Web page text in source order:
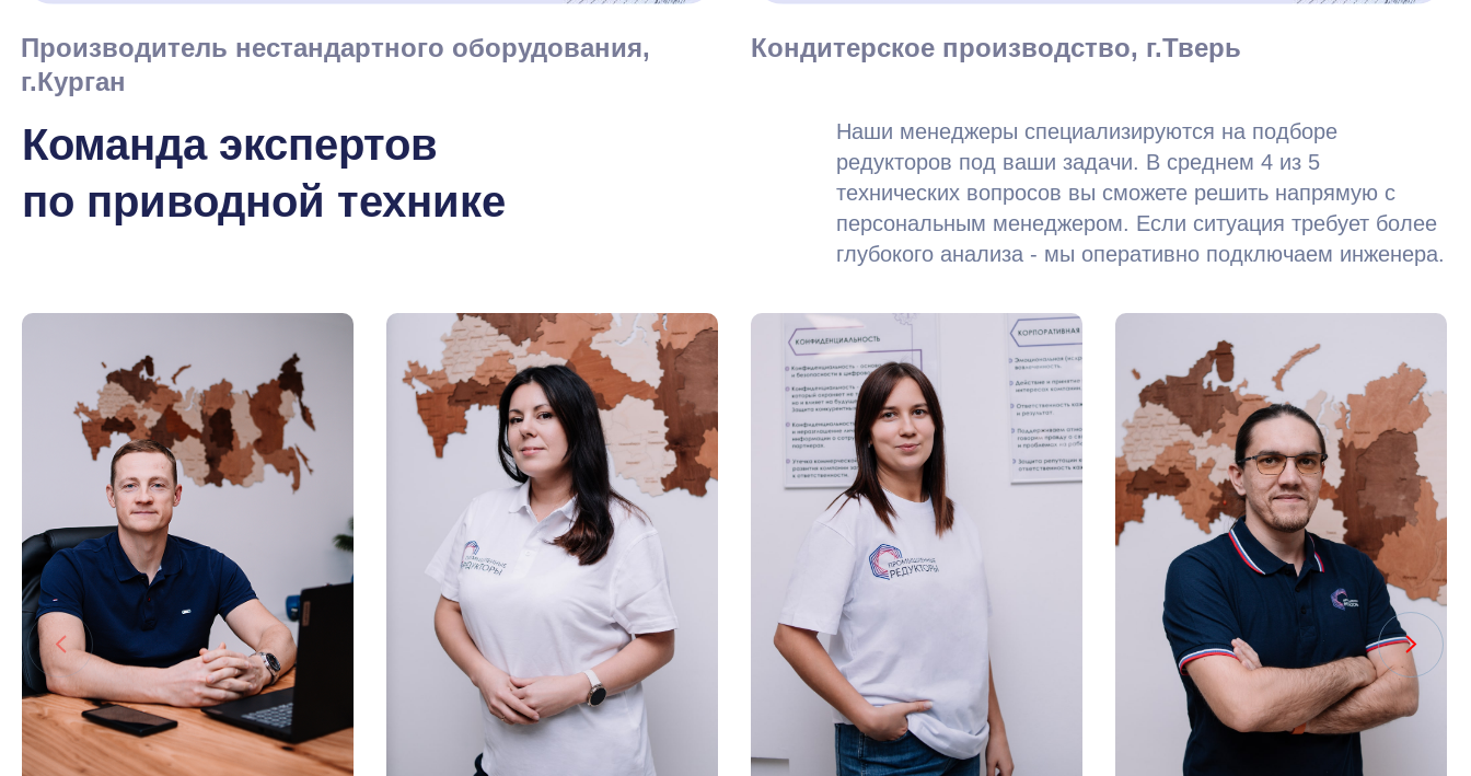
Производитель нестандартного оборудования,
г.Курган
Кондитерское производство, г.Тверь
Команда экспертов
по приводной технике
Наши менеджеры специализируются на подборе
редукторов под ваши задачи. В среднем 4 из 5
технических вопросов вы сможете решить напрямую с
персональным менеджером. Если ситуация требует более
глубокого анализа - мы оперативно подключаем инженера.